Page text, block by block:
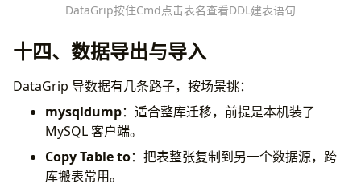
DataGrip按住Cmd点击表名查看DDL建表语句
十四、数据导出与导入
DataGrip 导数据有几条路子，按场景挑：
mysqldump：适合整库迁移，前提是本机装了
MySQL 客户端。
Copy Table to：把表整张复制到另一个数据源，跨
库搬表常用。